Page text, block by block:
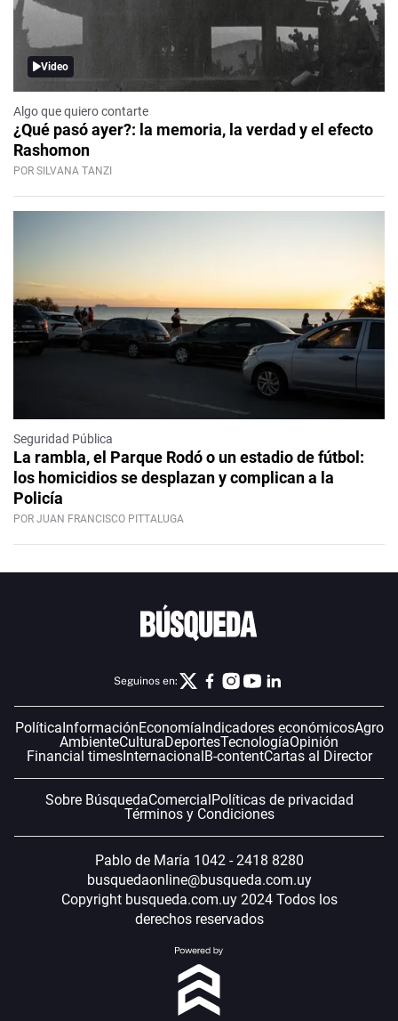
Video
Algo que quiero contarte
¿Qué pasó ayer?: la memoria, la verdad y el efecto
Rashomon
POR SILVANA TANZI
Seguridad Pública
La rambla, el Parque Rodó o un estadio de fútbol:
los homicidios se desplazan y complican a la
Policía
POR JUAN FRANCISCO PITTALUGA
Seguinos en:
Política InformaciónEconomía Indicadores económicosAgro
AmbienteCulturaDeportesTecnologíaOpinión
Financial timesInternacional B-contentCartas al Director
Sobre BúsquedaComercial Políticas de privacidad
Términos y Condiciones
Pablo de María 1042 - 2418 8280
busquedaonline@busqueda.com.uy
Copyright busqueda.com.uy 2024 Todos los
derechos reservados